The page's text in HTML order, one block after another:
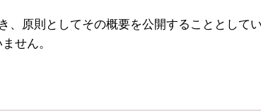
、原則としてその概要を公開することとして
せん。